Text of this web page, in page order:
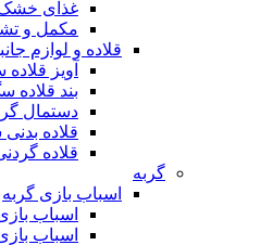
غذای
مکمل و
قلاده و لوازم
آویز
بند قلاده
دستمال
قلاده
قلاده
گربه
اسباب بازی گربه
اسباب
اسباب